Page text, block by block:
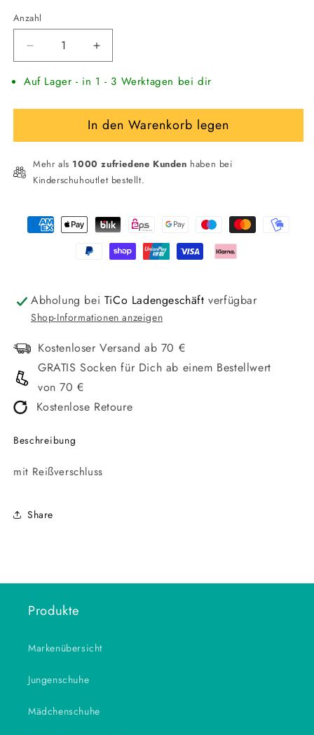
Anzahl
Verringere
die
Menge
Pepe
Kinder
Sneaker
Erhöhe
die
Menge
Pepe
Jeans
Kinder
Sneaker
Auf Lager - in 1 - 3 Werktagen bei dir
In den Warenkorb legen
Mehr als 1000 zufriedene Kunden haben bei
Kinderschuhoutlet bestellt.
Zahlungsmethoden
Abholung bei TiCo Ladengeschäft verfügbar
Shop-Informationen anzeigen
Kostenloser Versand ab 70 €
GRATIS Socken für Dich ab einem Bestellwert
von 70 €
Kostenlose Retoure
Beschreibung
mit Reißverschluss
Share
Produkte
Markenübersicht
Jungenschuhe
Mädchenschuhe